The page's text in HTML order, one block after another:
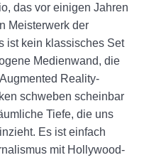
das vor einigen Jahren
Meisterwerk der
ist kein klassisches Set
Medienwand, die
Reality-
schweben scheinbar
Tiefe, die uns
Es ist einfach
mit Hollywood-